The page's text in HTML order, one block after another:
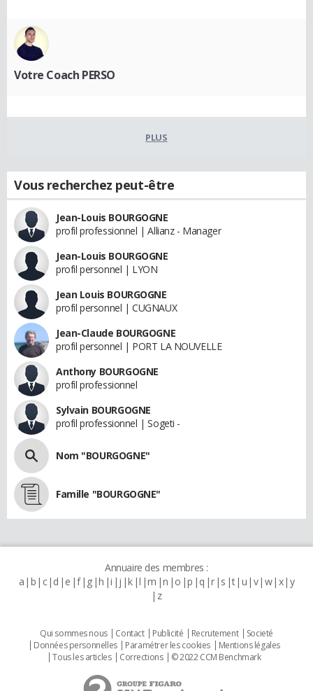
Votre Coach PERSO
PLUS
Vous recherchez peut-être
Jean-Louis BOURGOGNE
profil professionnel | Allianz - Manager
Jean-Louis BOURGOGNE
profil personnel | LYON
Jean Louis BOURGOGNE
profil personnel | CUGNAUX
Jean-Claude BOURGOGNE
profil personnel | PORT LA NOUVELLE
Anthony BOURGOGNE
profil professionnel
Sylvain BOURGOGNE
profil professionnel | Sogeti -
Nom "BOURGOGNE"
Famille "BOURGOGNE"
Annuaire des membres :
a b c d e f g h i j k l m n o p q r s t u v w x y
z
Qui sommes nous Contact Publicité Recrutement
Societé
Données personnelles
Paramétrer les cookies
Mentions légales
Tous les articles
Corrections © 2022 CCM Benchmark